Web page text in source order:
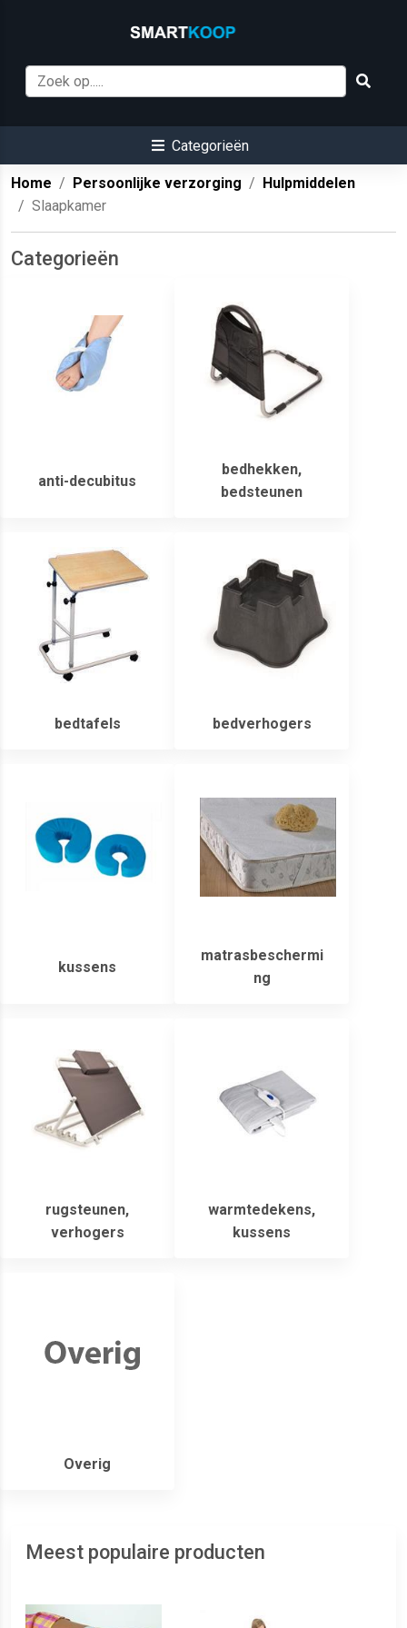
Categorieën
Home Persoonlijke verzorging
Hulpmiddelen
Slaapkamer
Categorieën
anti-decubitus
bedhekken,
bedsteunen
bedtafels bedverhogers
kussens
matrasbeschermi
ng
rugsteunen,
verhogers
warmtedekens,
kussens
Overig
Meest populaire producten